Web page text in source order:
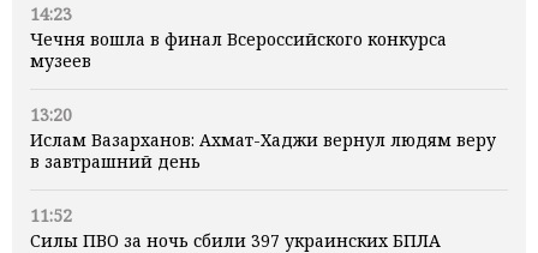
14:23
Чечня вошла в финал Всероссийского конкурса
музеев
13:20
Ислам Вазарханов: Ахмат-Хаджи вернул людям веру
в завтрашний день
11:52
Силы ПВО за ночь сбили 397 украинских БПЛА